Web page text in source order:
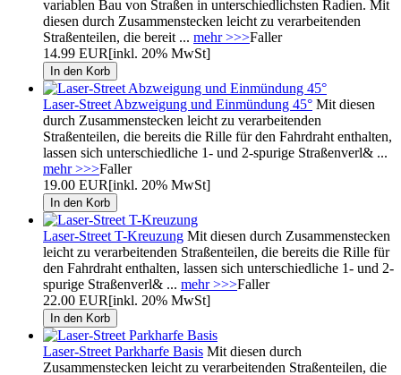
variablen Bau von Straßen in unterschiedlichsten Radien. Mit
diesen durch Zusammenstecken leicht zu verarbeitenden
Straßenteilen, die bereit ... mehr >>>Faller
14.99 EUR[inkl. 20% MwSt]
Laser-Street Abzweigung und Einmündung 45° Mit diesen
durch Zusammenstecken leicht zu verarbeitenden
Straßenteilen, die bereits die Rille für den Fahrdraht enthalten,
lassen sich unterschiedliche 1- und 2-spurige Straßenverl& ...
mehr >>>Faller
19.00 EUR[inkl. 20% MwSt]
Laser-Street T-Kreuzung Mit diesen durch Zusammenstecken
leicht zu verarbeitenden Straßenteilen, die bereits die Rille für
den Fahrdraht enthalten, lassen sich unterschiedliche 1- und 2-
spurige Straßenverl& ... mehr >>>Faller
22.00 EUR[inkl. 20% MwSt]
Laser-Street Parkharfe Basis Mit diesen durch
Zusammenstecken leicht zu verarbeitenden Straßenteilen, die